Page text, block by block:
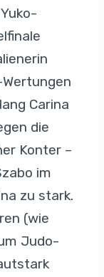
Carina
die
Konter –
im
zu stark.
(wie
Judo-